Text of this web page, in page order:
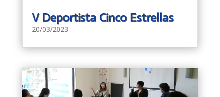
V Deportista Cinco Estrellas
20/03/2023